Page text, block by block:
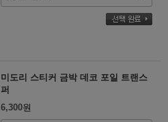
미도리 스티커 금박 데코 포일 트랜스
퍼
6,300원